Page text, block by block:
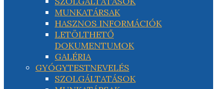
MUNKATÁRSAK
HASZNOS INFORMÁCIÓK
LETÖLTHETŐ
DOKUMENTUMOK
GALÉRIA
GYÓGYTESTNEVELÉS
SZOLGÁLTATÁSOK